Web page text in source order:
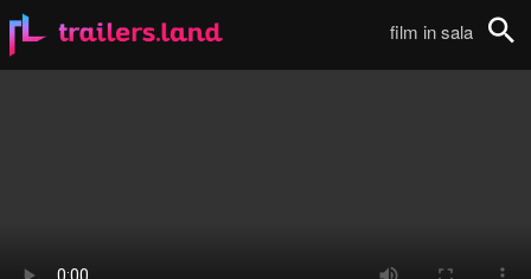
film in sala